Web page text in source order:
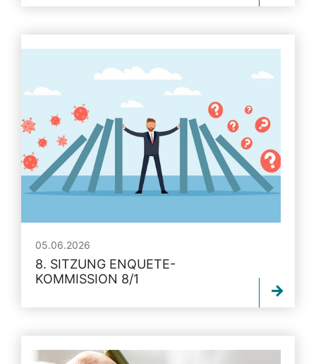
05.06.2026
8. SITZUNG ENQUETE-
KOMMISSION 8/1